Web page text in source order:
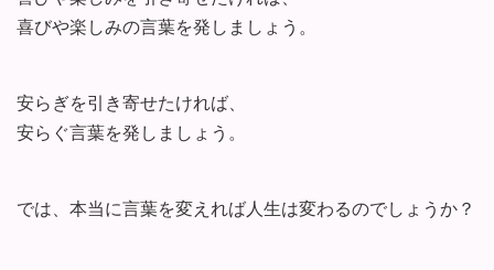
喜びや楽しみの言葉を発しましょう。
安らぎを引き寄せたければ、
安らぐ言葉を発しましょう。
では、本当に言葉を変えれば人生は変わるのでしょうか？